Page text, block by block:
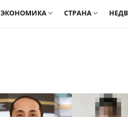
ЭКОНОМИКА СТРАНА